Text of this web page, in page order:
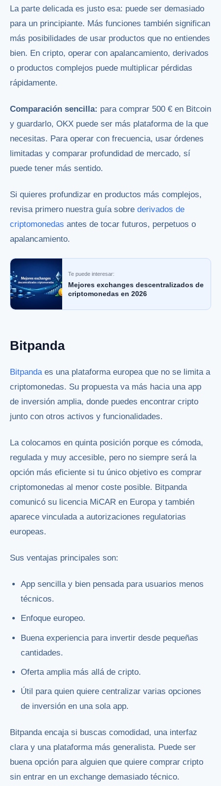
La parte delicada es justo esa: puede ser demasiado
para un principiante. Más funciones también significan
más posibilidades de usar productos que no entiendes
bien. En cripto, operar con apalancamiento, derivados
o productos complejos puede multiplicar pérdidas
rápidamente.
Comparación sencilla: para comprar 500 € en Bitcoin
y guardarlo, OKX puede ser más plataforma de la que
necesitas. Para operar con frecuencia, usar órdenes
limitadas y comparar profundidad de mercado, sí
puede tener más sentido.
Si quieres profundizar en productos más complejos,
revisa primero nuestra guía sobre derivados de
criptomonedas antes de tocar futuros, perpetuos o
apalancamiento.
Te puede interesar:
Mejores exchanges descentralizados de
criptomonedas en 2026
Bitpanda
Bitpandaes una plataforma europea que no se limita a
criptomonedas. Su propuesta va más hacia una app
de inversión amplia, donde puedes encontrar cripto
junto con otros activos y funcionalidades.
La colocamos en quinta posición porque es cómoda,
regulada y muy accesible, pero no siempre será la
opción más eficiente si tu único objetivo es comprar
criptomonedas al menor coste posible. Bitpanda
comunicó su licencia MiCAR en Europa y también
aparece vinculada a autorizaciones regulatorias
europeas.
Sus ventajas principales son:
App sencilla y bien pensada para usuarios menos
técnicos.
Enfoque europeo.
Buena experiencia para invertir desde pequeñas
cantidades.
Oferta amplia más allá de cripto.
Útil para quien quiere centralizar varias opciones
de inversión en una sola app.
Bitpanda encaja si buscas comodidad, una interfaz
clara y una plataforma más generalista. Puede ser
buena opción para alguien que quiere comprar cripto
sin entrar en un exchange demasiado técnico.